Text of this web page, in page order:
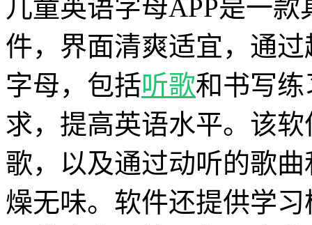
儿童英语字母APP是一
件，界面清爽适宜，通
字母，包括听歌和书写
求，提高英语水平。该
歌，以及通过动听的歌曲
燥无味。软件还提供学